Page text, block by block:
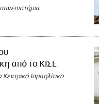
από το ΚΙΣΕ
Ισραηλίτικο